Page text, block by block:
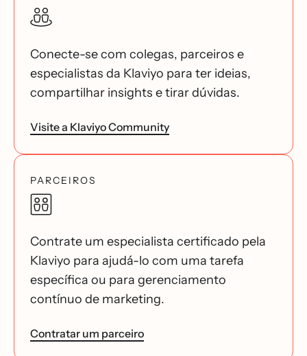
Conecte-se com colegas, parceiros e
especialistas da Klaviyo para ter ideias,
compartilhar insights e tirar dúvidas.
Visite a Klaviyo Community
PARCEIROS
Contrate um especialista certificado pela
Klaviyo para ajudá-lo com uma tarefa
específica ou para gerenciamento
contínuo de marketing.
Contratar um parceiro